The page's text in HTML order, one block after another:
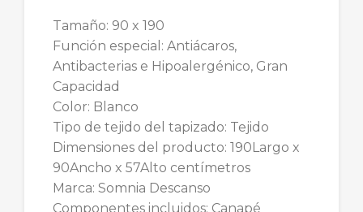
Tamaño: 90 x 190
Función especial: Antiácaros,
Antibacterias e Hipoalergénico, Gran
Capacidad
Color: Blanco
Tipo de tejido del tapizado: Tejido
Dimensiones del producto: 190Largo x
90Ancho x 57Alto centímetros
Marca: Somnia Descanso
Componentes incluidos: Canapé